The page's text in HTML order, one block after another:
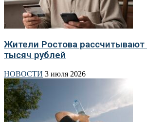
Жители Ростова рассчитывают
тысяч рублей
НОВОСТИ 3 июля 2026